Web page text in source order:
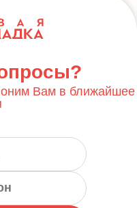
Вам в ближайшее